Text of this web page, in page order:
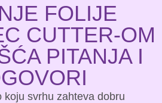
FOLIJE
CUTTER-OM
PITANJA I
koju svrhu zahteva dobru